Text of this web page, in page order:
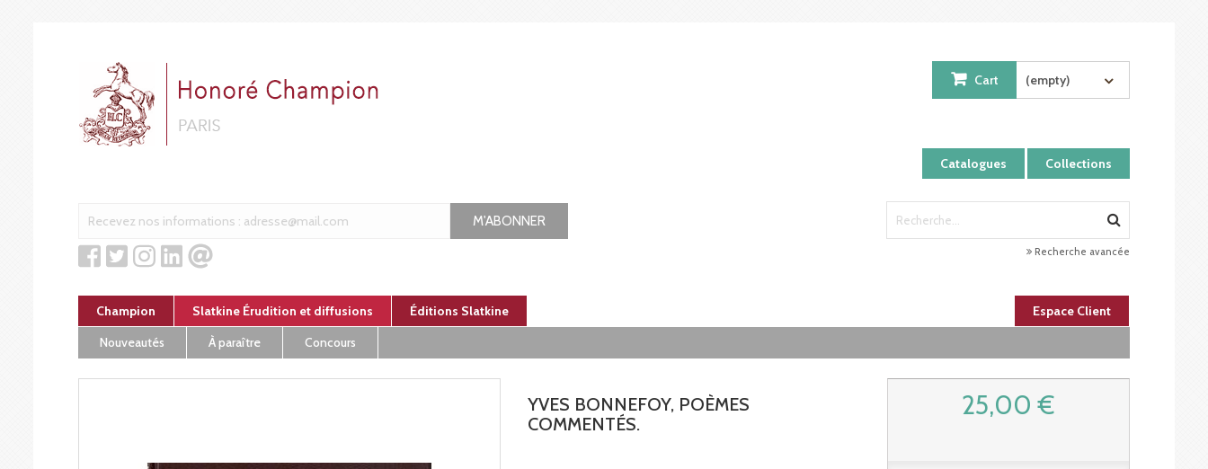
Catalogues Collections
Cart (empty)
M'ABONNER
Recherche avancée
Champion Slatkine Érudition et diffusions Éditions Slatkine
Espace Client
Nouveautés
À paraître Concours
YVES BONNEFOY, POÈMES
COMMENTÉS.
25,00 €